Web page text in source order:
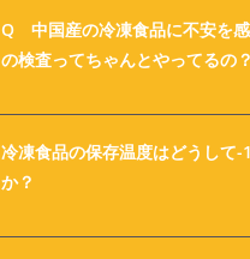
Q 中国産の冷凍食品に不安を
の検査ってちゃんとやってるの？
冷凍食品の保存温度はどうして
か？